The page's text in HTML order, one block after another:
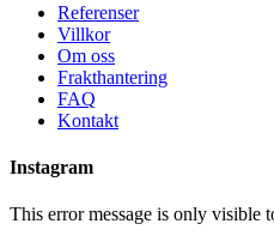
Referenser
Villkor
Om oss
Frakthantering
FAQ
Kontakt
Instagram
This error message is only visible